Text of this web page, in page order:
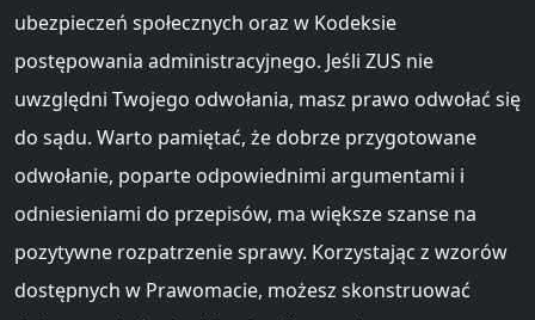
ubezpieczeń społecznych oraz w Kodeksie
postępowania administracyjnego. Jeśli ZUS nie
uwzględni Twojego odwołania, masz prawo odwołać się
do sądu. Warto pamiętać, że dobrze przygotowane
odwołanie, poparte odpowiednimi argumentami i
odniesieniami do przepisów, ma większe szanse na
pozytywne rozpatrzenie sprawy. Korzystając z wzorów
dostępnych w Prawomacie, możesz skonstruować